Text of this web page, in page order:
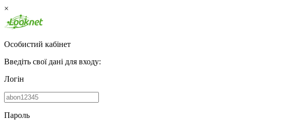
×
Особистий кабінет
Введіть свої дані для входу:
Логін
Пароль